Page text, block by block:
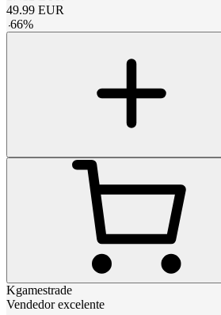
49.99 EUR
-66%
Kgamestrade
Vendedor excelente